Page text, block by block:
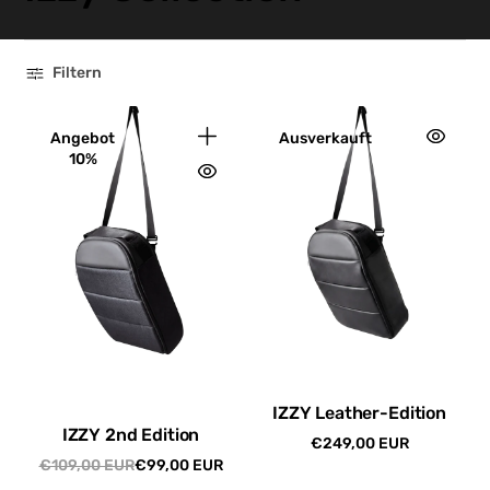
Filtern
IZZY 2nd Edition
€99,00 EUR
Regulärer
€109,00 EURAngebotspreis
Angebot
10%
IZZY Leather-Edition
€249,00 EUR
Regulärer
Ausverkauft